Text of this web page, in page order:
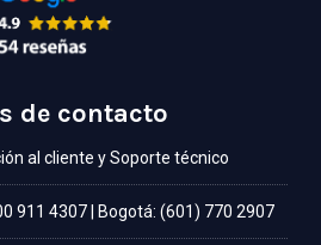
de contacto
al cliente y Soporte técnico
911 4307| Bogotá: (601) 770 2907